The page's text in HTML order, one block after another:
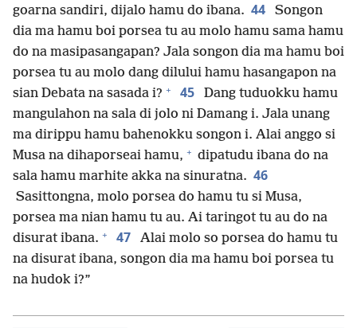
goarna sandiri, dijalo hamu do ibana. 44
Songon
dia ma hamu boi porsea tu au molo hamu sama hamu
do na masipasangapan? Jala songon dia ma hamu boi
porsea tu au molo dang dilului hamu hasangapon na
sian Debata na sasada i? + 45
Dang tuduokku hamu
mangulahon na sala di jolo ni Damang i. Jala unang
ma dirippu hamu bahenokku songon i. Alai anggo si
Musa na dihaporseai hamu, + dipatudu ibana do na
sala hamu marhite akka na sinuratna. 46
Sasittongna, molo porsea do hamu tu si Musa,
porsea ma nian hamu tu au. Ai taringot tu au do na
disurat ibana. + 47
Alai molo so porsea do hamu tu
na disurat ibana, songon dia ma hamu boi porsea tu
na hudok i?”